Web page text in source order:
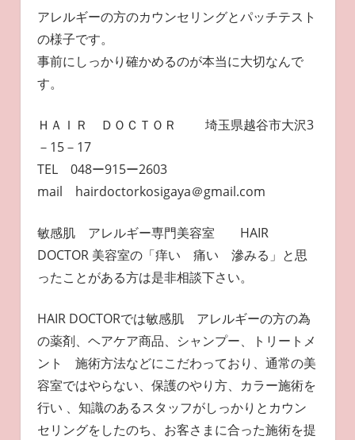
アレルギーの方のカウンセリングとパッチテスト
の様子です。
事前にしっかり確かめるのが本当に大切なんで
す。
ＨＡＩＲ ＤＯＣＴＯＲ 埼玉県越谷市大沢3
－15－17
TEL 048ー915ー2603
mail hairdoctorkosigaya＠gmail.com
敏感肌 アレルギー専門美容室 HAIR
DOCTOR 美容室の「痒い 痛い 滲みる」と思
ったことがある方は是非相談下さい。
HAIR DOCTORでは敏感肌 アレルギーの方の為
の薬剤、ヘアケア商品、シャンプー、トリートメ
ント 施術方法などにこだわっており、通常の美
容室ではやらない、保護のやり方、カラー施術を
行い 、知識のあるスタッフがしっかりとカウン
セリングをしたのち、お客さまに合った施術を提